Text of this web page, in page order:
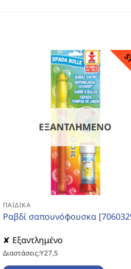
ΕΞΑΝΤΛΗΜΈΝΟ
ΠΑΙΔΙΚΆ
Ραβδί σαπουνόφουσκα
✘ Εξαντλημένο
Διαστάσεις:Υ27,5